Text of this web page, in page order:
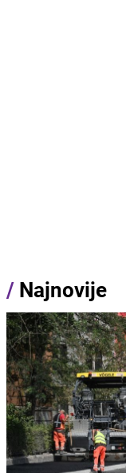
/ Najnovije